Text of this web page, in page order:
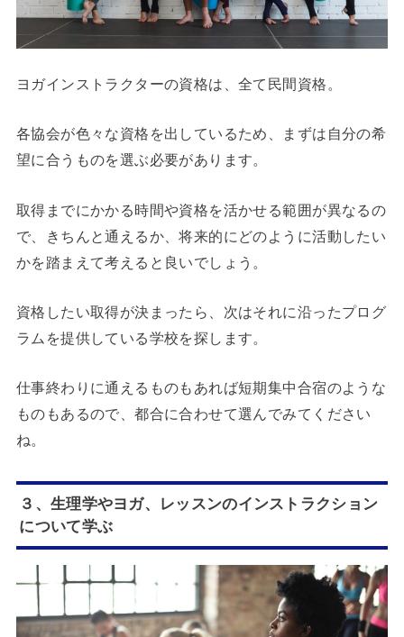
ヨガインストラクターの資格は、全て民間資格。
各協会が色々な資格を出しているため、まずは自分の希
望に合うものを選ぶ必要があります。
取得までにかかる時間や資格を活かせる範囲が異なるの
で、きちんと通えるか、将来的にどのように活動したい
かを踏まえて考えると良いでしょう。
資格したい取得が決まったら、次はそれに沿ったプログ
ラムを提供している学校を探します。
仕事終わりに通えるものもあれば短期集中合宿のような
ものもあるので、都合に合わせて選んでみてください
ね。
３、生理学やヨガ、レッスンのインストラクション
について学ぶ